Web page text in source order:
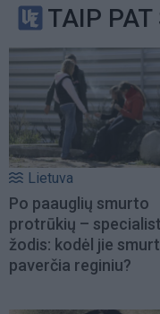
TAIP
Lietuva
Po paauglių smurto
protrūkių –
žodis: kodėl jie
paverčia reginiu?